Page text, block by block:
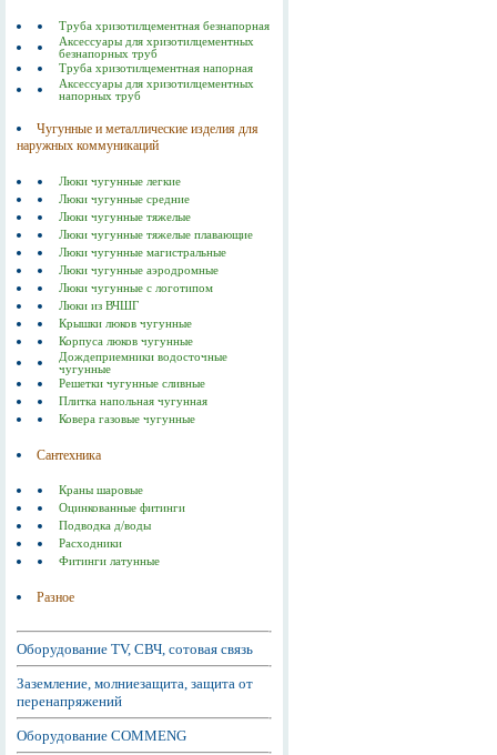
Труба хризотилцементная безнапорная
Аксессуары для хризотилцементных
безнапорных труб
Труба хризотилцементная напорная
Аксессуары для хризотилцементных
напорных труб
Чугунные и металлические изделия для
наружных коммуникаций
Люки чугунные легкие
Люки чугунные средние
Люки чугунные тяжелые
Люки чугунные тяжелые плавающие
Люки чугунные магистральные
Люки чугунные аэродромные
Люки чугунные с логотипом
Люки из ВЧШГ
Крышки люков чугунные
Корпуса люков чугунные
Дождеприемники водосточные
чугунные
Решетки чугунные сливные
Плитка напольная чугунная
Ковера газовые чугунные
Сантехника
Краны шаровые
Оцинкованные фитинги
Подводка д/воды
Расходники
Фитинги латунные
Разное
Оборудование TV, СВЧ, сотовая связь
Заземление, молниезащита, защита от
перенапряжений
Оборудование COMMENG